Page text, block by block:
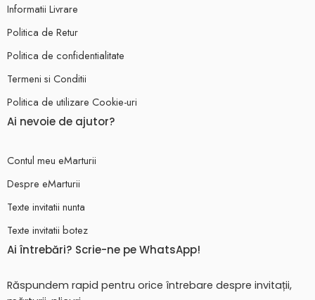
Informatii Livrare
Politica de Retur
Politica de confidentialitate
Termeni si Conditii
Politica de utilizare Cookie-uri
Ai nevoie de ajutor?
Contul meu eMarturii
Despre eMarturii
Texte invitatii nunta
Texte invitatii botez
Ai întrebări? Scrie-ne pe WhatsApp!
Răspundem rapid pentru orice întrebare despre invitații,